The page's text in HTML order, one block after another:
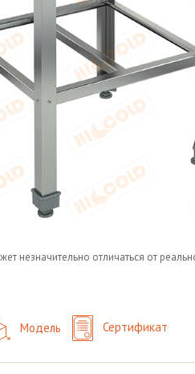
незначительно отличаться от
Модель Сертификат